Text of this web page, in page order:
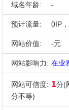
域名年龄: -
预计流量: 0IP
网站价值: -元
网站影响力: 在业
网站可信度: 1分(
分不等)